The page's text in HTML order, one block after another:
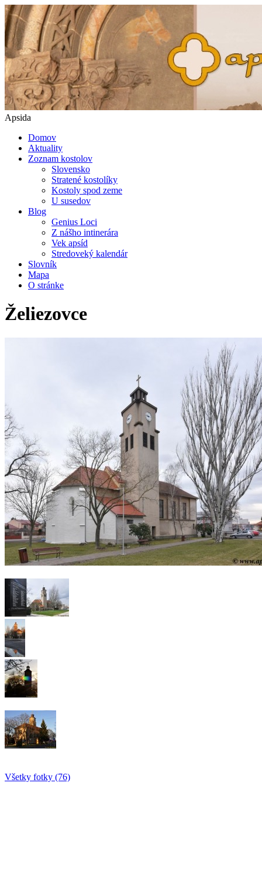
Apsida
Domov
Aktuality
Zoznam kostolov
Slovensko
Stratené kostolíky
Kostoly spod zeme
U susedov
Blog
Genius Loci
Z nášho intinerára
Vek apsíd
Stredoveký kalendár
Slovník
Mapa
O stránke
Želiezovce
Všetky fotky (76)